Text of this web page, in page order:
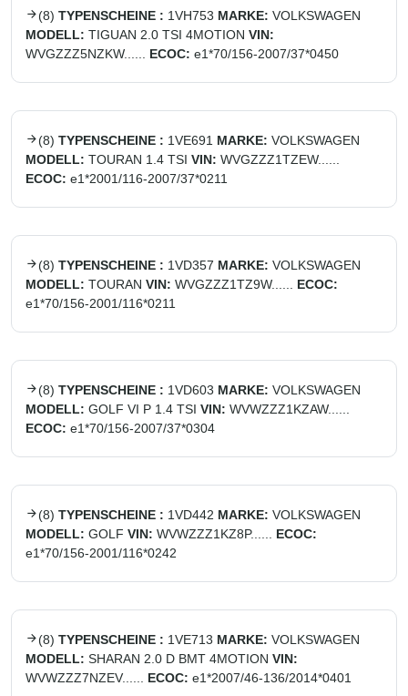
(8) TYPENSCHEINE : 1VH753 MARKE: VOLKSWAGEN
MODELL: TIGUAN 2.0 TSI 4MOTION VIN:
WVGZZZ5NZKW......
ECOC: e1*70/156-2007/37*0450
(8) TYPENSCHEINE : 1VE691 MARKE: VOLKSWAGEN
MODELL: TOURAN 1.4 TSI VIN: WVGZZZ1TZEW......
ECOC: e1*2001/116-2007/37*0211
(8) TYPENSCHEINE : 1VD357 MARKE: VOLKSWAGEN
MODELL: TOURAN VIN: WVGZZZ1TZ9W......
ECOC:
e1*70/156-2001/116*0211
(8) TYPENSCHEINE : 1VD603 MARKE: VOLKSWAGEN
MODELL: GOLF VI P 1.4 TSI VIN: WVWZZZ1KZAW......
ECOC: e1*70/156-2007/37*0304
(8) TYPENSCHEINE : 1VD442 MARKE: VOLKSWAGEN
MODELL: GOLF VIN: WVWZZZ1KZ8P......
ECOC:
e1*70/156-2001/116*0242
(8) TYPENSCHEINE : 1VE713 MARKE: VOLKSWAGEN
MODELL: SHARAN 2.0 D BMT 4MOTION VIN:
WVWZZZ7NZEV......
ECOC: e1*2007/46-136/2014*0401